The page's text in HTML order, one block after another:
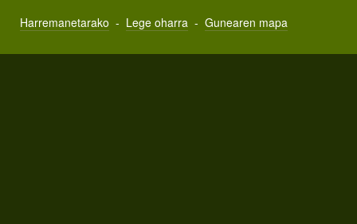
Harremanetarako - Lege oharra - Gunearen mapa